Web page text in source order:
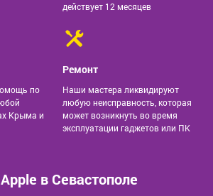
действует 12 месяцев
по
Крыма и
Ремонт
Наши мастера ликвидируют
любую неисправность, которая
может возникнуть во время
эксплуатации гаджетов или ПК
в Севастополе